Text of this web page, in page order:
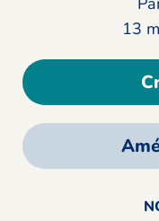
13